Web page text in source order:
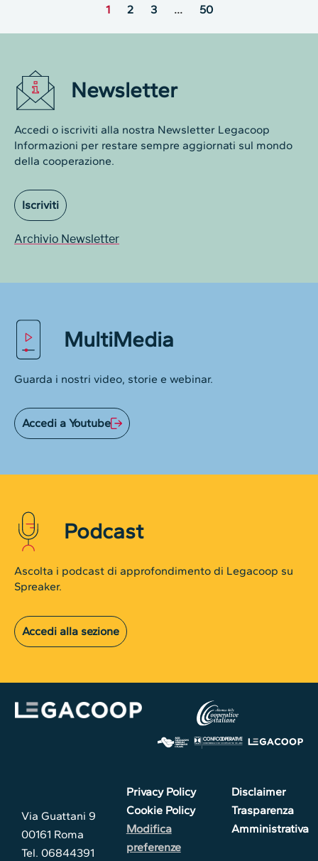
1 2 3 … 50
Newsletter
Accedi o iscriviti alla nostra Newsletter Legacoop
Informazioni per restare sempre aggiornati sul mondo
della cooperazione.
Iscriviti
Archivio Newsletter
MultiMedia
Guarda i nostri video, storie e webinar.
Accedi a Youtube
Podcast
Ascolta i podcast di approfondimento di Legacoop su
Spreaker.
Accedi alla sezione
Via Guattani 9
00161 Roma
Tel. 06844391
Privacy Policy
Cookie Policy
Modifica
preferenze
Disclaimer
Trasparenza
Amministrativa